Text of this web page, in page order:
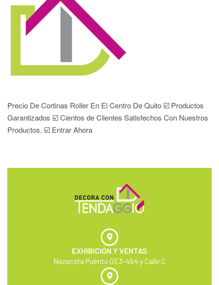
Precio De Cortinas Roller En El Centro De Quito ☑️ Productos
Garantizados ☑️ Cientos de Clientes Satisfechos Con Nuestros
Productos. ☑️ Entrar Ahora
EXHIBICIÓN Y VENTAS
Nazacota Puento OE3-454 y Calle C